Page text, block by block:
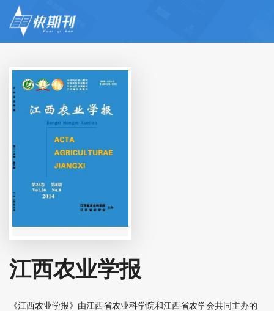
江西农业学报
《江西农业学报》由江西省农业科学院和江西省农学会共同主办的